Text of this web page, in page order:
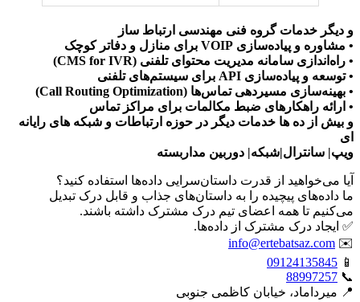
و دیگر خدمات گروه فنی مهندسی ارتباط ساز
• مشاوره و پیاده‌سازی VOIP برای منازل و دفاتر کوچک
• راه‌اندازی سامانه مدیریت محتوای تلفنی (CMS for IVR)
• توسعه و پیاده‌سازی API برای سیستم‌های تلفنی
• بهینه‌سازی مسیردهی تماس‌ها (Call Routing Optimization)
• ارائه راهکارهای ضبط مکالمات برای مراکز تماس
و بیش از ده ها خدمات دیگر در حوزه ارتباطات و شبکه های رایانه
ای
ویپ| سانترال|شبکه| دوربین مداربسته
آیا می‌خواهید از قدرت داستان‌سرایی داده‌ها استفاده کنید؟
ما داده‌های پیچیده را به داستان‌های جذاب و قابل درک تبدیل
می‌کنیم تا همه اعضای تیم درک مشترک داشته باشند.
✅ ایجاد درک مشترک از داده‌ها.
✉️
info@ertebatsaz.com
📱
09124135845
📞
88997257
📍 میرداماد، خیابان کاظمی جنوبی